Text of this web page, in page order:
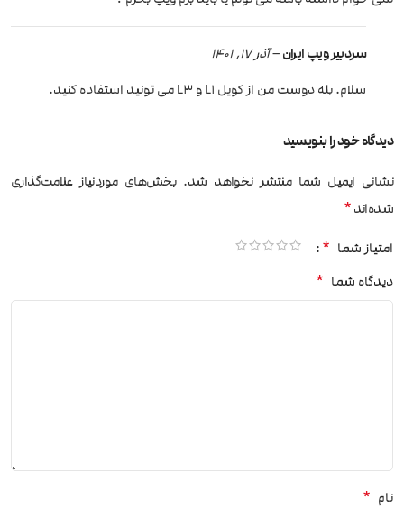
سردبیر ویپ ایران–آذر 17, 1401
سلام. بله دوست من از کویل L1 و L3 می تونید استفاده کنید.
دیدگاه خود را بنویسید
نشانی ایمیل شما منتشر نخواهد شد. بخش‌های موردنیاز علامت‌گذاری
شده‌اند*
امتیاز شما *
دیدگاه شما *
نام *